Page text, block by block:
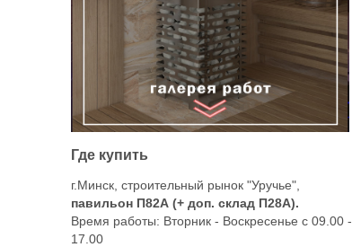
Где купить
г.Минск, строительный рынок "Уручье",
павильон П82А (+ доп. склад П28А).
Время работы: Вторник - Воскресенье с 09.00 -
17.00